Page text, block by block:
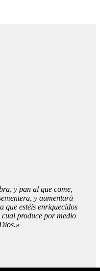
y pan al que come,
y aumentará
que estéis enriquecidos
produce por medio